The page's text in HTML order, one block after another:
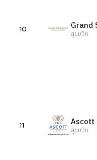
10
สุขุมวิท
11
สุขุมวิท